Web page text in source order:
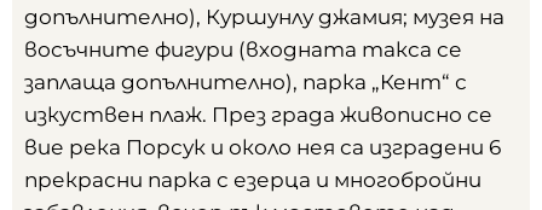
допълнително), Куршунлу джамия; музея на
восъчните фигури (входната такса се
заплаща допълнително), парка „Кент“ с
изкуствен плаж. През града живописно се
вие река Порсук и около нея са изградени 6
прекрасни парка с езерца и многобройни